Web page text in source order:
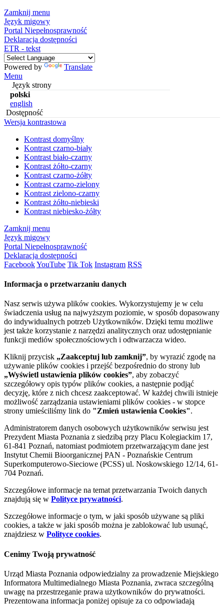
Zamknij menu
Język migowy
Portal Niepełnosprawność
Deklaracja dostępności
ETR - tekst
Powered by
Translate
Menu
Język strony
polski
english
Dostępność
Wersja kontrastowa
Kontrast domyślny
Kontrast czarno-biały
Kontrast biało-czarny
Kontrast żółto-czarny
Kontrast czarno-żółty
Kontrast czarno-zielony
Kontrast zielono-czarny
Kontrast żółto-niebieski
Kontrast niebiesko-żółty
Zamknij menu
Język migowy
Portal Niepełnosprawność
Deklaracja dostępności
FacebookYouTube Tik Tok Instagram RSS
Informacja o przetwarzaniu danych
Nasz serwis używa plików cookies. Wykorzystujemy je w celu
świadczenia usług na najwyższym poziomie, w sposób dopasowany
do indywidualnych potrzeb Użytkowników. Dzięki temu możliwe
jest także korzystanie z narzędzi analitycznych oraz udostępnianie
funkcji mediów społecznościowych i odtwarzacza wideo.
Kliknij przycisk „Zaakceptuj lub zamknij”, by wyrazić zgodę na
używanie plików cookies i przejść bezpośrednio do strony lub
„Wyświetl ustawienia plików cookies”, aby zobaczyć
szczegółowy opis typów plików cookies, a następnie podjąć
decyzję, które z nich chcesz zaakceptować. W każdej chwili istnieje
możliwość zarządzania ustawieniami plików cookies - w stopce
strony umieściliśmy link do "Zmień ustawienia Cookies".
Administratorem danych osobowych użytkowników serwisu jest
Prezydent Miasta Poznania z siedzibą przy Placu Kolegiackim 17,
61-841 Poznań, natomiast podmiotem przetwarzającym dane jest
Instytut Chemii Bioorganicznej PAN - Poznańskie Centrum
Superkomputerowo-Sieciowe (PCSS) ul. Noskowskiego 12/14, 61-
704 Poznań.
Szczegółowe informacje na temat przetwarzania Twoich danych
znajdują się w Polityce prywatności.
Szczegółowe informacje o tym, w jaki sposób używane są pliki
cookies, a także w jaki sposób można je zablokować lub usunąć,
znajdziesz w Polityce cookies.
Cenimy Twoją prywatność
Urząd Miasta Poznania odpowiedzialny za prowadzenie Miejskiego
Informatora Multimedialnego Miasta Poznania, zwraca szczególną
uwagę na przestrzeganie prawa użytkowników do prywatności.
Prezentowana informacja poniżej opisuje za co odpowiadają